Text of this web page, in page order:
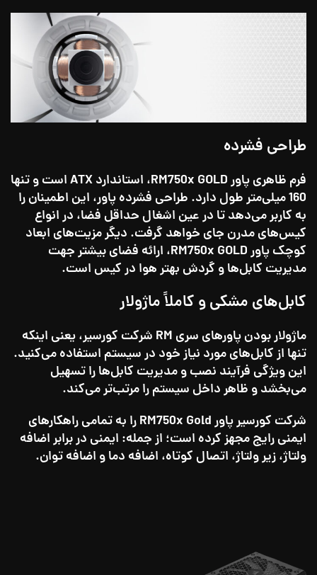
طراحی فشرده
فرم ظاهری پاور RM750x GOLD، استاندارد ATX است و تنها
160 میلی‌متر طول دارد. طراحی فشرده پاور، این اطمینان را
به کاربر می‌دهد تا در عین اشغال حداقل فضا، در انواع
کیس‌های مدرن جای خواهد گرفت. دیگر مزیت‌های ابعاد
کوچک پاور RM750x GOLD، ارائه فضای بیشتر جهت
مدیریت کابل‌ها و گردش بهتر هوا در کیس است.
کابل‌های مشکی و کاملاً ماژولار
ماژولار بودن پاورهای سری RM شرکت کورسیر، یعنی اینکه
تنها از کابل‌های مورد نیاز خود در سیستم استفاده می‌کنید.
این ویژگی فرآیند نصب و مدیریت کابل‌ها را تسهیل
می‌بخشد و ظاهر داخل سیستم را مرتب‌تر می‌کند.
شرکت کورسیر پاور RM750x Gold را به تمامی راهکارهای
ایمنی رایج مجهز کرده است؛ از جمله: ایمنی در برابر اضافه
ولتاژ، زیر ولتاژ، اتصال کوتاه، اضافه دما و اضافه توان.